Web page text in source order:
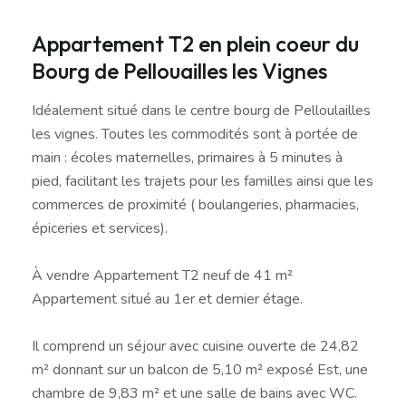
Appartement T2 en plein coeur du
Bourg de Pellouailles les Vignes
Idéalement situé dans le centre bourg de Pelloulailles
les vignes. Toutes les commodités sont à portée de
main : écoles maternelles, primaires à 5 minutes à
pied, facilitant les trajets pour les familles ainsi que les
commerces de proximité ( boulangeries, pharmacies,
épiceries et services).
À vendre Appartement T2 neuf de 41 m²
Appartement situé au 1er et dernier étage.
Il comprend un séjour avec cuisine ouverte de 24,82
m² donnant sur un balcon de 5,10 m² exposé Est, une
chambre de 9,83 m² et une salle de bains avec WC.